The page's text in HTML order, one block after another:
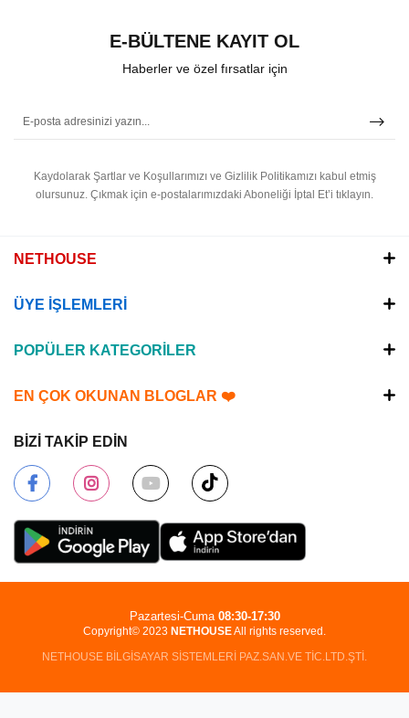
E-BÜLTENE KAYIT OL
Haberler ve özel fırsatlar için
Kaydolarak Şartlar ve Koşullarımızı ve Gizlilik Politikamızı kabul etmiş
olursunuz. Çıkmak için e-postalarımızdaki Aboneliği İptal Et’i tıklayın.
NETHOUSE
ÜYE İŞLEMLERİ
POPÜLER KATEGORİLER
EN ÇOK OKUNAN BLOGLAR ❤️
BİZİ TAKİP EDİN
Copyright© 2023 NETHOUSEAll rights reserved.
NETHOUSE BİLGİSAYAR SİSTEMLERİ PAZ.SAN.VE TİC.LTD.ŞTİ.
Pazartesi-Cuma 08:30-17:30